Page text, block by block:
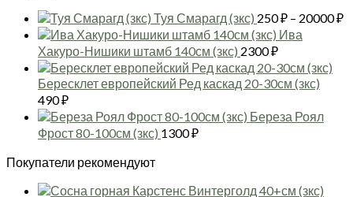
Туя Смарагд (зкс) 250₽ – 20000₽
Ива
Хакуро-Нишики штамб 140см (зкс) 2300₽
Бересклет европейский Ред каскад 20-30см (зкс)
490₽
Береза Роял
Фрост 80-100см (зкс) 1300₽
Покупатели рекомендуют